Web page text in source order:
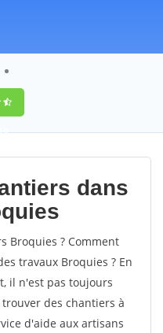
0
dans
Broquies ? Comment
travaux Broquies ? En
il n'est pas toujours
des chantiers à
d'aide aux artisans